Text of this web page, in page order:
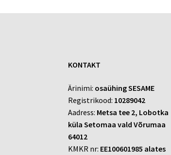
KONTAKT
Ärinimi: osaühing SESAME
Registrikood: 10289042
Aadress: Metsa tee 2, Lobotka
küla Setomaa vald Võrumaa
64012
KMKR nr: EE100601985 alates